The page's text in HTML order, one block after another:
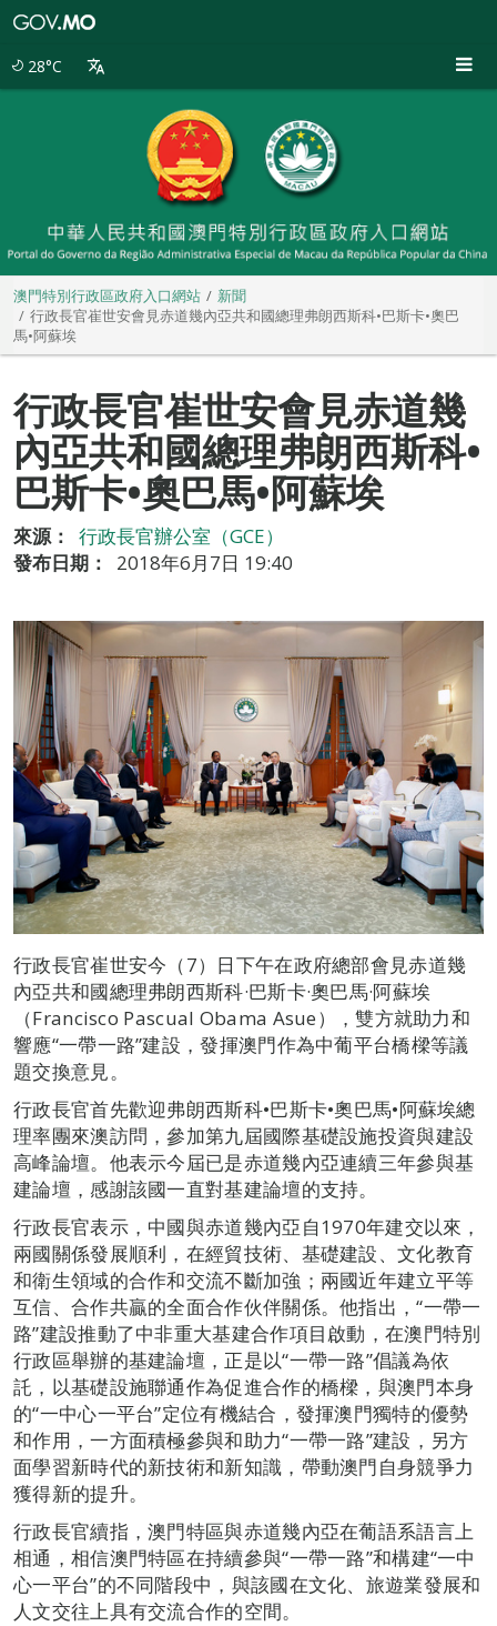
28°C
澳門特別行政區政府入口網站
新聞
行政長官崔世安會見赤道幾內亞共和國總理弗朗西斯科•巴斯卡•奧巴
馬•阿蘇埃
行政長官崔世安會見赤道幾
內亞共和國總理弗朗西斯科•
巴斯卡•奧巴馬•阿蘇埃
來源：
行政長官辦公室（GCE）
發布日期：
2018年6月7日 19:40
行政長官崔世安今（7）日下午在政府總部會見赤道幾
內亞共和國總理弗朗西斯科·巴斯卡·奧巴馬·阿蘇埃
（Francisco Pascual Obama Asue），雙方就助力和
響應“一帶一路”建設，發揮澳門作為中葡平台橋樑等議
題交換意見。
行政長官首先歡迎弗朗西斯科•巴斯卡•奧巴馬•阿蘇埃總
理率團來澳訪問，參加第九屆國際基礎設施投資與建設
高峰論壇。他表示今屆已是赤道幾內亞連續三年參與基
建論壇，感謝該國一直對基建論壇的支持。
行政長官表示，中國與赤道幾內亞自1970年建交以來，
兩國關係發展順利，在經貿技術、基礎建設、文化教育
和衛生領域的合作和交流不斷加強；兩國近年建立平等
互信、合作共贏的全面合作伙伴關係。他指出，“一帶一
路”建設推動了中非重大基建合作項目啟動，在澳門特別
行政區舉辦的基建論壇，正是以“一帶一路”倡議為依
託，以基礎設施聯通作為促進合作的橋樑，與澳門本身
的“一中心一平台”定位有機結合，發揮澳門獨特的優勢
和作用，一方面積極參與和助力“一帶一路”建設，另方
面學習新時代的新技術和新知識，帶動澳門自身競爭力
獲得新的提升。
行政長官續指，澳門特區與赤道幾內亞在葡語系語言上
相通，相信澳門特區在持續參與“一帶一路”和構建“一中
心一平台”的不同階段中，與該國在文化、旅遊業發展和
人文交往上具有交流合作的空間。